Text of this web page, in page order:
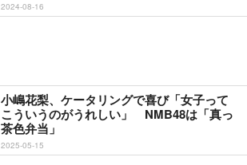
2024-08-16
小嶋花梨、ケータリングで喜び「女子って
こういうのがうれしい」 NMB48は「真っ
茶色弁当」
2025-05-15